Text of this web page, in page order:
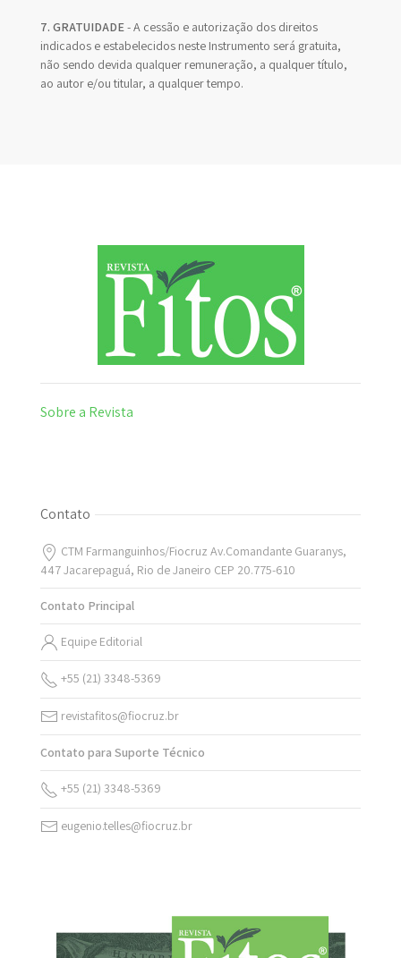
7. GRATUIDADE- A cessão e autorização dos direitos
indicados e estabelecidos neste Instrumento será gratuita,
não sendo devida qualquer remuneração, a qualquer título,
ao autor e/ou titular, a qualquer tempo.
Sobre a Revista
Contato
CTM Farmanguinhos/Fiocruz Av.Comandante Guaranys,
447 Jacarepaguá, Rio de Janeiro CEP 20.775-610
Contato Principal
Equipe Editorial
+55 (21) 3348-5369
revistafitos@fiocruz.br
Contato para Suporte Técnico
+55 (21) 3348-5369
eugenio.telles@fiocruz.br